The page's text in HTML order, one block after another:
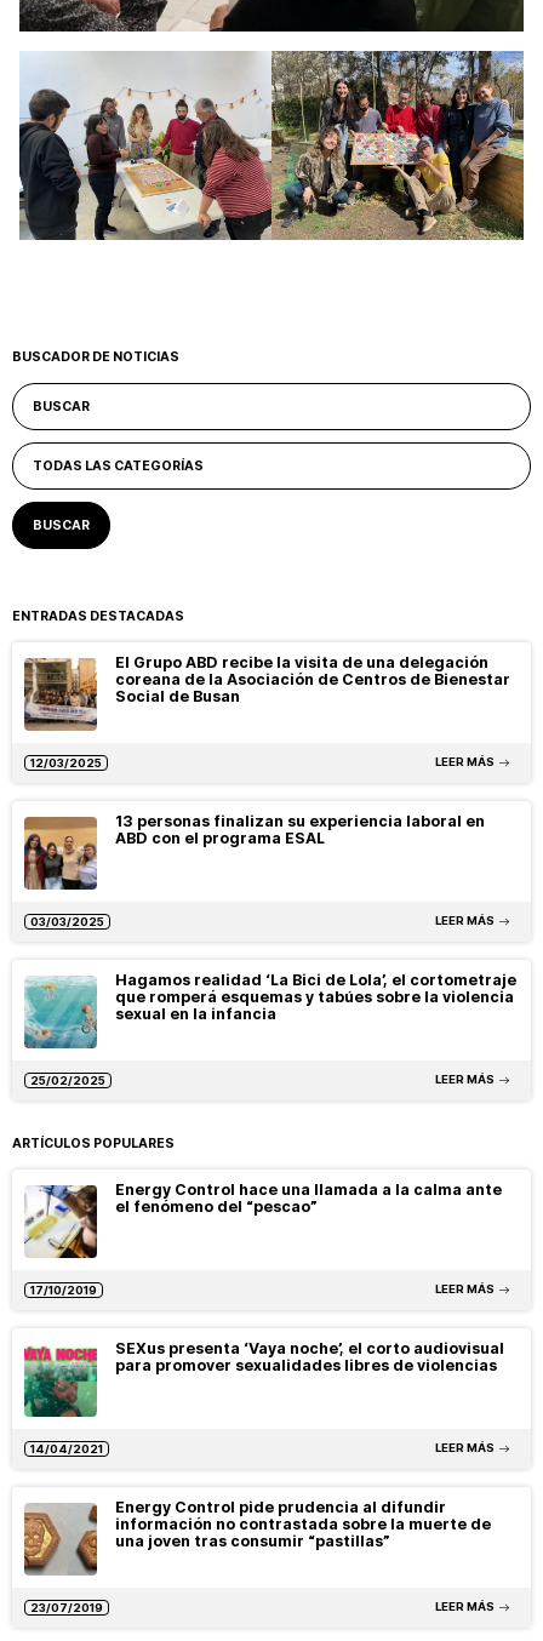
BUSCADOR DE NOTICIAS
ENTRADAS DESTACADAS
El Grupo ABD recibe la visita de una delegación
coreana de la Asociación de Centros de Bienestar
Social de Busan
12/03/2025 LEER MÁS
13 personas finalizan su experiencia laboral en
ABD con el programa ESAL
03/03/2025 LEER MÁS
Hagamos realidad ‘La Bici de Lola’, el cortometraje
que romperá esquemas y tabúes sobre la violencia
sexual en la infancia
25/02/2025 LEER MÁS
ARTÍCULOS POPULARES
Energy Control hace una llamada a la calma ante
el fenómeno del “pescao”
17/10/2019 LEER MÁS
SEXus presenta ‘Vaya noche’, el corto audiovisual
para promover sexualidades libres de violencias
14/04/2021 LEER MÁS
Energy Control pide prudencia al difundir
información no contrastada sobre la muerte de
una joven tras consumir “pastillas”
23/07/2019 LEER MÁS